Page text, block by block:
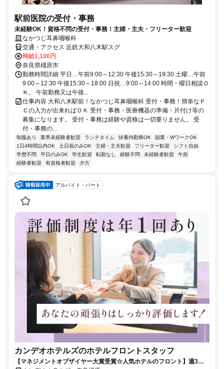
駅前医院の受付・事務
未経験OK！資格不問の受付・事務！主婦・主夫・フリーター歓迎
なかつじ耳鼻咽喉科
交通・アクセス 近鉄大和八木駅スグ
時給1,100円
奈良県橿原市
勤務時間詳細 平日…午前9:00～12:30 午後15:30～19:30 土曜…午前
9:00～12:30 午後15:30～18:00 日祝…9:00～14:00 時間・曜日相談Ｏ
Ｋ。 午前勤務又は午後...
仕事内容 大和八木駅前！なかつじ耳鼻咽喉科 受付・事務！簡単なＰ
Ｃの入力が出来ればＯＫ 受付・事務・医療機器の準備・片付け等の
募集になります。 受付・事務は経験や資格は一切要りません。 受
付・事務の...
制服あり 業界未経験者歓迎 ランチタイム 扶養内勤務OK
副業・WワークOK
1日4時間以内OK
土日祝のみOK 主婦・主夫歓迎 フリーター歓迎
シフト自由
学歴不問
平日のみOK 学生歓迎 転勤なし 経験不問 未経験者歓迎
午前
経験者歓迎
有資格者歓迎 夕方
アルバイト・パート
カンデオホテルズのホテルフロントスタッフ
【マネジメントオブザイヤー大賞受賞☆人気ホテルのフロント】週3日